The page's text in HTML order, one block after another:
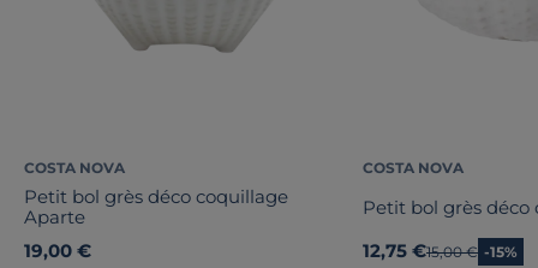
COSTA NOVA
Petit bol grès déco coquillage
Aparte
19,00 €
COSTA NOVA
Petit bol grès déco
12,75 €Ancien prix
15,00 € -15%